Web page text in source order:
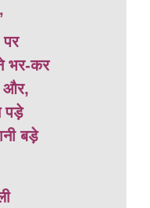
पर
भर-कर
और,
पड़े
बड़े